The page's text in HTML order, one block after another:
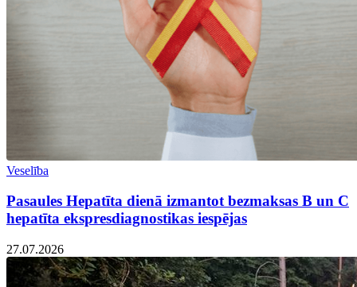
Veselība
Pasaules Hepatīta dienā izmantot bezmaksas B un C
hepatīta ekspresdiagnostikas iespējas
27.07.2026